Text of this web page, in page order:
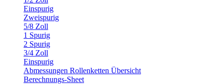
Einspurig
Zweispurig
5/8 Zoll
1 Spurig
2 Spurig
3/4 Zoll
Einspurig
Abmessungen Rollenketten Übersicht
Berechnungs-Sheet